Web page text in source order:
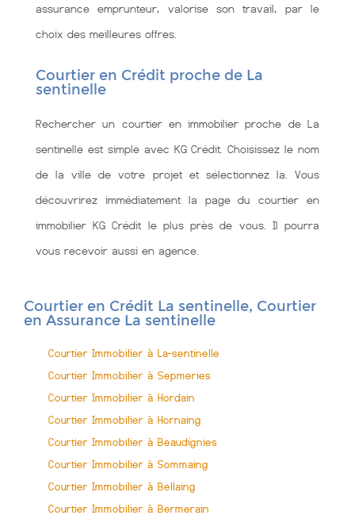
assurance emprunteur, valorise son travail, par le
choix des meilleures offres.
Courtier en Crédit proche de La
sentinelle
Rechercher un courtier en immobilier proche de La
sentinelle est simple avec KG Crédit. Choisissez le nom
de la ville de votre projet et sélectionnez la. Vous
découvrirez immédiatement la page du courtier en
immobilier KG Crédit le plus près de vous. Il pourra
vous recevoir aussi en agence.
Courtier en Crédit La sentinelle, Courtier
en Assurance La sentinelle
Courtier Immobilier à La-sentinelle
Courtier Immobilier à Sepmeries
Courtier Immobilier à Hordain
Courtier Immobilier à Hornaing
Courtier Immobilier à Beaudignies
Courtier Immobilier à Sommaing
Courtier Immobilier à Bellaing
Courtier Immobilier à Bermerain